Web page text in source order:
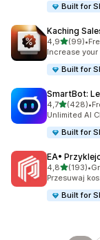
Built for
Kaching
4,9na 5(99)
Łączna •
Increase your
Built for
SmartBot:
4,7na 5(428)
Łączna •
Unlimited AI
Built for
EA•
4,8na 5(193)
Łączna liczba
•
Przesuwaj
Built for